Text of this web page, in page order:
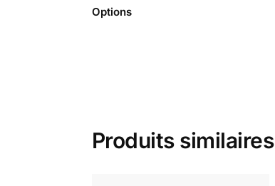
Options
Produits similaires